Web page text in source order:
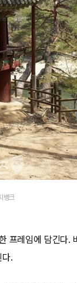
뱅크
프레임에 담긴다.
다.